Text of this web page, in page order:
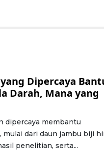
Dipercaya
Darah, Mana yang
dipercaya membantu
mulai dari daun jambu biji
penelitian, serta...